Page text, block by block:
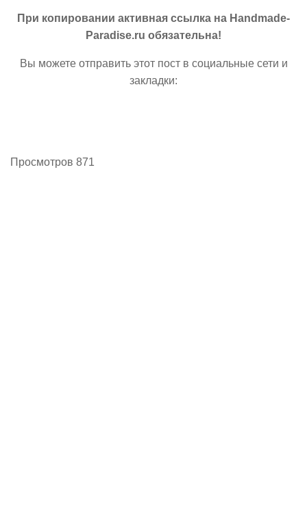
При копировании активная ссылка на Handmade-
Paradise.ru обязательна!
Вы можете отправить этот пост в социальные сети и
закладки:
Просмотров 871